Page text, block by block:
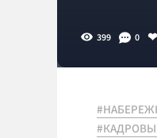
399 0